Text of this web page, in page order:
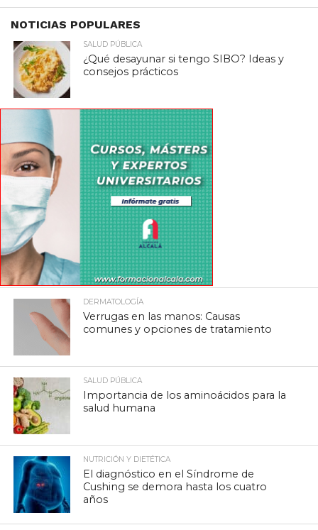
NOTICIAS POPULARES
SALUD PÚBLICA
¿Qué desayunar si tengo SIBO? Ideas y
consejos prácticos
DERMATOLOGÍA
Verrugas en las manos: Causas
comunes y opciones de tratamiento
SALUD PÚBLICA
Importancia de los aminoácidos para la
salud humana
NUTRICIÓN Y DIETÉTICA
El diagnóstico en el Síndrome de
Cushing se demora hasta los cuatro
años